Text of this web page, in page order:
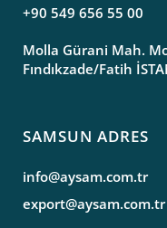
+90 549 656 55 00
Molla Gürani Mah.
Fındıkzade/Fatih
SAMSUN ADRES
info@aysam.com.tr
export@aysam.com.tr